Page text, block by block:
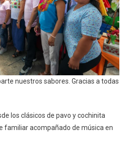
nuestros sabores. Gracias a todas
los clásicos de pavo y cochinita
familiar acompañado de música en